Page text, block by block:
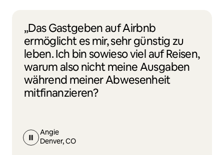
„Das Gastgeben auf Airbnb
ermöglicht es mir, sehr günstig zu
leben. Ich bin sowieso viel auf Reisen,
warum also nicht meine Ausgaben
während meiner Abwesenheit
mitfinanzieren?
Angie
Denver, CO